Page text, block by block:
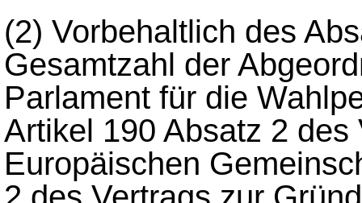
(2) Vorbehaltlich des
Gesamtzahl der
Parlament für die
Artikel 190 Absatz 2
Europäischen